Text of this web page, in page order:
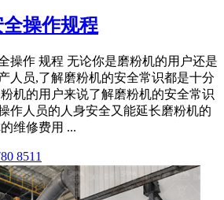
操作规程
操作 规程 无论你是磨粉机的用户还是
人员,了解磨粉机的安全常识都是十分
机的用户来说了解磨粉机的安全常识
作人员的人身安全又能延长磨粉机的
维修费用 ...
8511